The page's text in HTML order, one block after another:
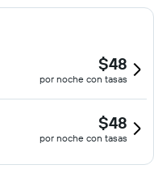
$48
por noche con tasas
$48
por noche con tasas